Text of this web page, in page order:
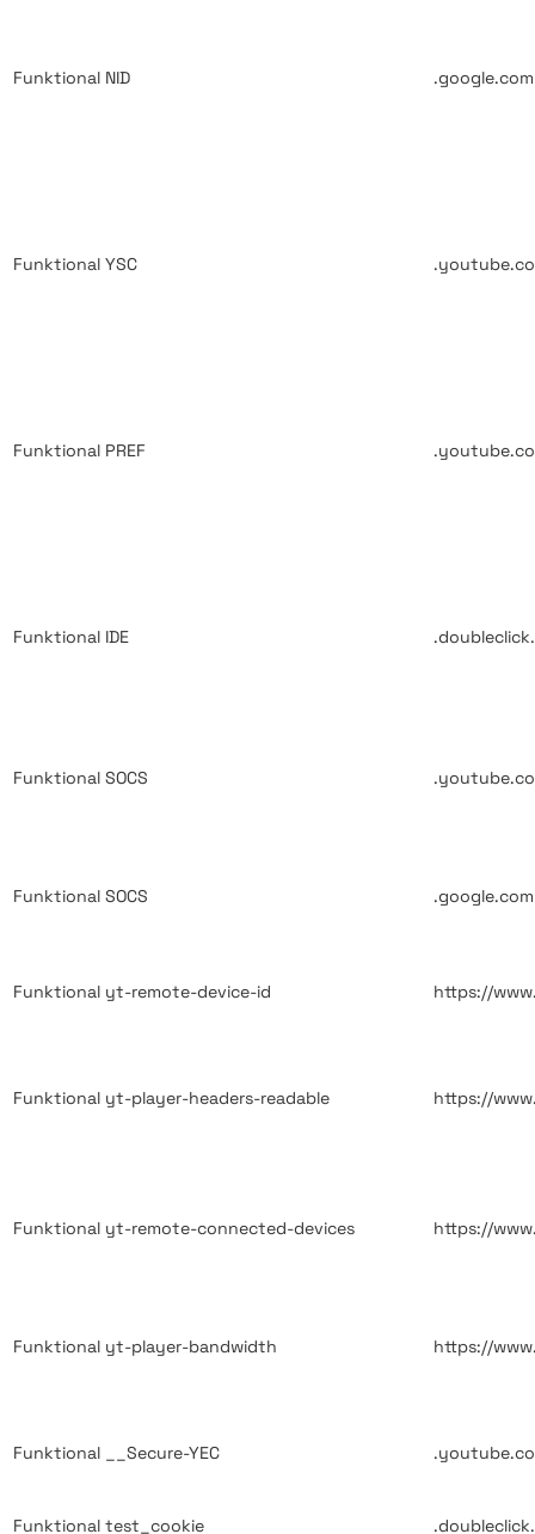
Funktional NID .google.com
Funktional YSC
Funktional PREF
Funktional IDE
Funktional SOCS
Funktional SOCS .google.com
Funktional yt-remote-device-id https://
Funktional yt-player-headers-readable https://
Funktional yt-remote-connected-devices https://
Funktional yt-player-bandwidth https://
Funktional __Secure-YEC
Funktional test_cookie